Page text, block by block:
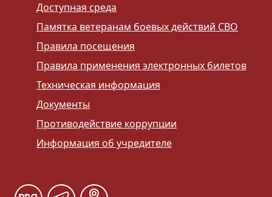
Доступная среда
Памятка ветеранам боевых действий СВО
Правила посещения
Правила применения электронных билетов
Техническая информация
Документы
Противодействие коррупции
Информация об учредителе